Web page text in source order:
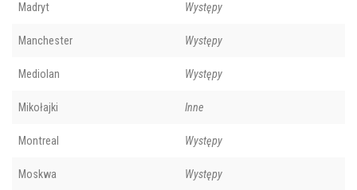
Madryt Występy
Manchester Występy
Mediolan Występy
Mikołajki Inne
Montreal Występy
Moskwa Występy